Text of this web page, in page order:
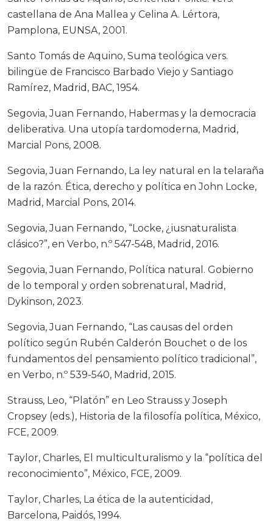
castellana de Ana Mallea y Celina A. Lértora,
Pamplona, EUNSA, 2001.
Santo Tomás de Aquino, Suma teológica vers.
bilingüe de Francisco Barbado Viejo y Santiago
Ramírez, Madrid, BAC, 1954.
Segovia, Juan Fernando, Habermas y la democracia
deliberativa. Una utopía tardomoderna, Madrid,
Marcial Pons, 2008.
Segovia, Juan Fernando, La ley natural en la telaraña
de la razón. Ética, derecho y política en John Locke,
Madrid, Marcial Pons, 2014.
Segovia, Juan Fernando, “Locke, ¿iusnaturalista
clásico?”, en Verbo, n.º 547-548, Madrid, 2016.
Segovia, Juan Fernando, Política natural. Gobierno
de lo temporal y orden sobrenatural, Madrid,
Dykinson, 2023.
Segovia, Juan Fernando, “Las causas del orden
político según Rubén Calderón Bouchet o de los
fundamentos del pensamiento político tradicional”,
en Verbo, n.º 539-540, Madrid, 2015.
Strauss, Leo, “Platón” en Leo Strauss y Joseph
Cropsey (eds.), Historia de la filosofía política, México,
FCE, 2009.
Taylor, Charles, El multiculturalismo y la “política del
reconocimiento”, México, FCE, 2009.
Taylor, Charles, La ética de la autenticidad,
Barcelona, Paidós, 1994.